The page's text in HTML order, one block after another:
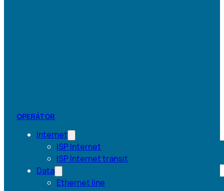
OPERÁTOR
Internet
ISP Internet
ISP Internet transit
Data
Ethernet line